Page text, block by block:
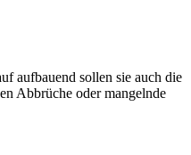
aufbauend sollen sie auch die
Abbrüche oder mangelnde